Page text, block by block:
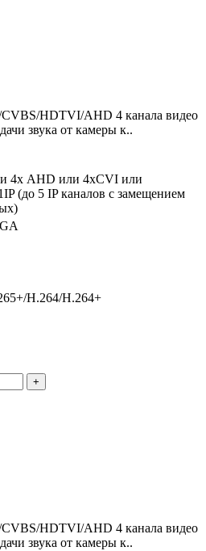
HDTVI/AHD 4 канала видео
звука от камеры к..
4х AHD или 4xCVI или
(до 5 IP каналов с замещением
H.264/H.264+
+
HDTVI/AHD 4 канала видео
звука от камеры к..